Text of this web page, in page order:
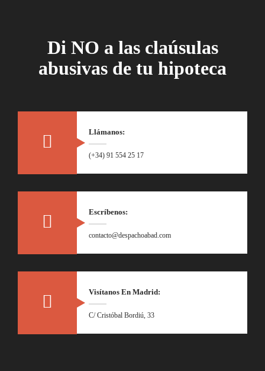
Di NO a las claúsulas
abusivas de tu hipoteca
Llámanos:
(+34) 91 554 25 17
Escríbenos:
contacto@despachoabad.com
Visítanos En Madrid:
C/ Cristóbal Bordiú, 33